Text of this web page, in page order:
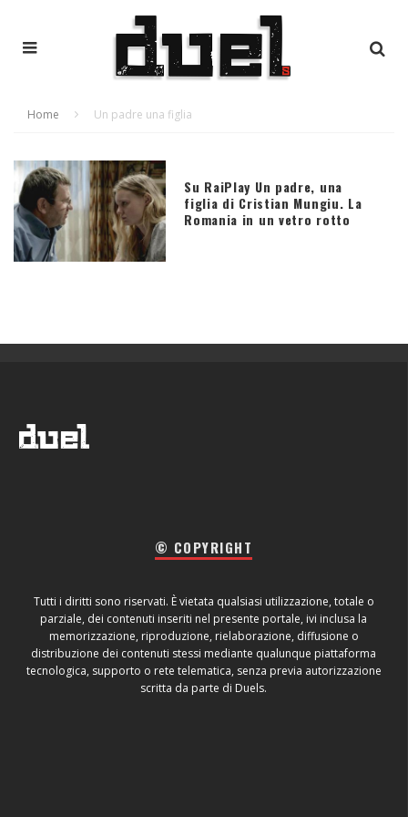
Home Un padre una figlia
Su RaiPlay Un padre, una
figlia di Cristian Mungiu. La
Romania in un vetro rotto
© COPYRIGHT
Tutti i diritti sono riservati. È vietata qualsiasi utilizzazione, totale o
parziale, dei contenuti inseriti nel presente portale, ivi inclusa la
memorizzazione, riproduzione, rielaborazione, diffusione o
distribuzione dei contenuti stessi mediante qualunque piattaforma
tecnologica, supporto o rete telematica, senza previa autorizzazione
scritta da parte di Duels.